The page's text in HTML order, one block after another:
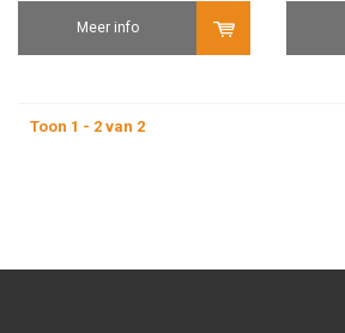
Meer info
Toon 1 - 2 van 2